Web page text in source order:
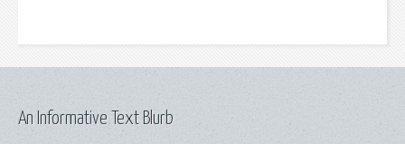
An Informative Text Blurb